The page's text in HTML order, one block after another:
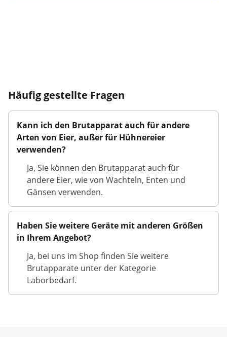
Häufig gestellte Fragen
Kann ich den Brutapparat auch für andere
Arten von Eier, außer für Hühnereier
verwenden?
Ja, Sie können den Brutapparat auch für
andere Eier, wie von Wachteln, Enten und
Gänsen verwenden.
Haben Sie weitere Geräte mit anderen Größen
in Ihrem Angebot?
Ja, bei uns im Shop finden Sie weitere
Brutapparate unter der Kategorie
Laborbedarf.